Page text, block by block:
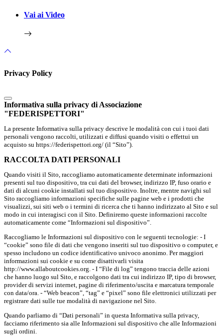
Vai ai Video
Privacy Policy
Informativa sulla privacy di Associazione
"FEDERISPETTORI"
La presente Informativa sulla privacy descrive le modalità con cui i tuoi dati
personali vengono raccolti, utilizzati e diffusi quando visiti o effettui un
acquisto su https://federispettori.org/ (il “Sito”).
RACCOLTA DATI PERSONALI
Quando visiti il Sito, raccogliamo automaticamente determinate informazioni
presenti sul tuo dispositivo, tra cui dati del browser, indirizzo IP, fuso orario e
dati di alcuni cookie installati sul tuo dispositivo. Inoltre, mentre navighi sul
Sito raccogliamo informazioni specifiche sulle pagine web e i prodotti che
visualizzi, sui siti web o i termini di ricerca che ti hanno indirizzato al Sito e sul
modo in cui interagisci con il Sito. Definiremo queste informazioni raccolte
automaticamente come “Informazioni sul dispositivo”.
Raccogliamo le Informazioni sul dispositivo con le seguenti tecnologie: - I
“cookie” sono file di dati che vengono inseriti sul tuo dispositivo o computer, e
spesso includono un codice identificativo univoco anonimo. Per maggiori
informazioni sui cookie e su come disattivarli visita
http://www.allaboutcookies.org. - I “File di log” tengono traccia delle azioni
che hanno luogo sul Sito, e raccolgono dati tra cui indirizzo IP, tipo di browser,
provider di servizi internet, pagine di riferimento/uscita e marcatura temporale
con data/ora. - “Web beacon”, “tag” e “pixel” sono file elettronici utilizzati per
registrare dati sulle tue modalità di navigazione nel Sito.
Quando parliamo di “Dati personali” in questa Informativa sulla privacy,
facciamo riferimento sia alle Informazioni sul dispositivo che alle Informazioni
sugli ordini.